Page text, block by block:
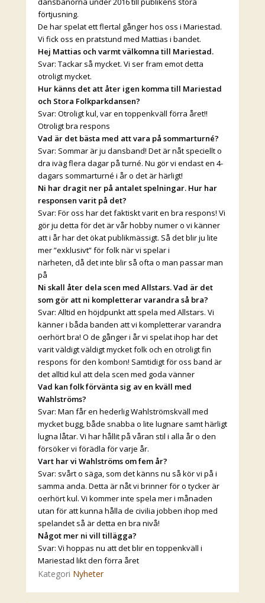
förtjusning.
De har spelat ett flertal gånger hos oss i Mariestad.
Vi fick oss en pratstund med Mattias i bandet.
Hej Mattias och varmt välkomna till Mariestad.
Svar: Tackar så mycket. Vi ser fram emot detta
otroligt mycket.
Hur känns det att åter igen komma till Mariestad
och Stora Folkparkdansen?
Svar: Otroligt kul, var en toppenkväll förra året!!
Otroligt bra respons
Vad är det bästa med att vara på sommarturné?
Svar: Sommar är ju dansband! Det är nåt speciellt o
dra iväg flera dagar på turné. Nu gör vi endast en 4-
dagars sommarturné i år o det är härligt!
Ni har dragit ner på antalet spelningar. Hur har
responsen varit på det?
Svar: För oss har det faktiskt varit en bra respons! Vi
gör ju detta för det är vår hobby numer o vi känner
att i år har det ökat publikmässigt. Så det blir ju lite
mer ”exklusivt” för folk när vi spelar i
närheten, då det inte blir så ofta o man passar man
på
Ni skall åter dela scen med Allstars. Vad är det
som gör att ni kompletterar varandra så bra?
Svar: Alltid en höjdpunkt att spela med Allstars. Vi
känner i båda banden att vi kompletterar varandra
oerhört bra! O de gånger i år vi spelat ihop har det
varit väldigt väldigt mycket folk och en otroligt fin
respons för den kombon! Samtidigt för oss band är
det alltid kul att dela scen med goda vänner
Vad kan folk förvänta sig av en kväll med
Wahlströms?
Svar: Man får en hederlig Wahlströmskväll med
mycket bugg, både snabba o lite lugnare samt härligt
lugna låtar. Vi har hållit på våran stil i alla år o den
försöker vi förädla för varje år.
Vart har vi Wahlströms om fem år?
Svar: svårt o säga, som det känns nu så kör vi på i
samma anda. Detta är nåt vi brinner för o tycker är
oerhört kul. Vi kommer inte spela mer i månaden
utan för att kunna hålla de civilia jobben ihop med
spelandet så är detta en bra nivå!
Något mer ni vill tillägga?
Svar: Vi hoppas nu att det blir en toppenkväll i
Mariestad likt den förra året
Kategori Nyheter